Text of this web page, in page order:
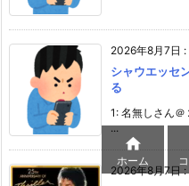
2026年8月7日 :
シャウエッセ
る
1: 名無しさん
...
2026年8月7日:

ホーム